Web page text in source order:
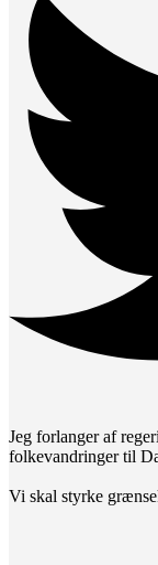
Jeg forlanger af
folkevandringer til
Vi skal styrke